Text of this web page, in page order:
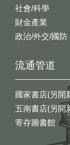
社會/科學
財金產業
政治/外交/國防
流通管道
國家書店(另開
五南書店(另開
寄存圖書館